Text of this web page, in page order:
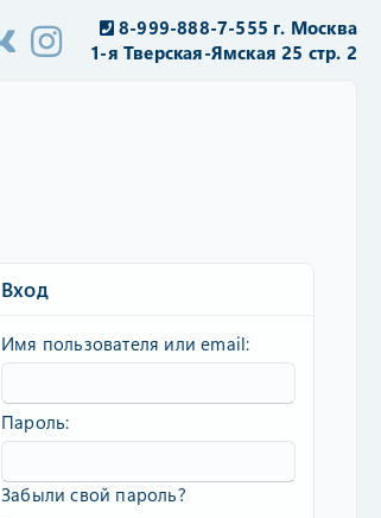
8-999-888-7-555 г. Москва
1-я Тверская-Ямская 25 стр. 2
Вход
Имя пользователя или email
Пароль
Забыли свой пароль?